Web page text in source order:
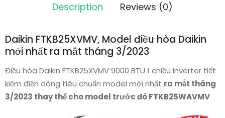
quantity
Description Reviews (0)
Daikin FTKB25XVMV, Model điều hòa Daikin
mới nhất ra mắt tháng 3/2023
Điều hòa Daikin FTKB25XVMV 9000 BTU 1 chiều inverter tiết
kiệm điện dòng tiêu chuẩn model mới nhất ra mắt tháng
3/2023 thay thế cho model trước đó FTKB25WAVMV